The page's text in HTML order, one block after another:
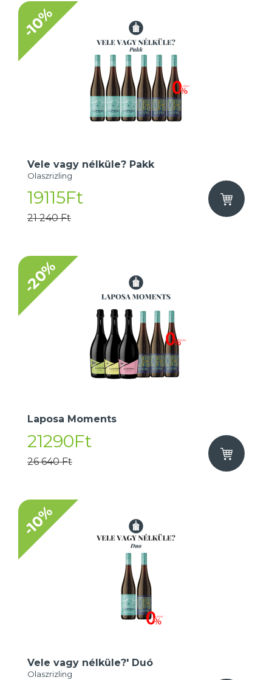
-10%
Vele vagy nélküle? Pakk
Olaszrizling
19115Ft
21 240 Ft
-20%
Laposa Moments
21290Ft
26 640 Ft
-10%
Vele vagy nélküle?' Duó
Olaszrizling